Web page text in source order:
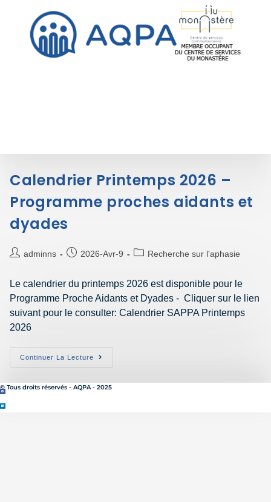
Calendrier Printemps 2026 –
Programme proches aidants et
dyades
adminns 2026-Avr-9 Recherche sur l'aphasie
Le calendrier du printemps 2026 est disponible pour le
Programme Proche Aidants et Dyades - Cliquer sur le lien
suivant pour le consulter: Calendrier SAPPA Printemps
2026
Continuer La Lecture
© Tous droits réservés - AQPA - 2025